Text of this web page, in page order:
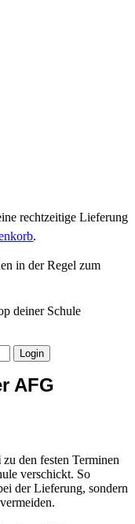
rechtzeitige Lieferung
.
in der Regel zum
deiner Schule
AFG
zu den festen Terminen
verschickt. So
der Lieferung, sondern